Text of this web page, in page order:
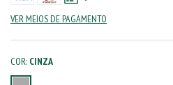
VER MEIOS DE PAGAMENTO
COR: CINZA